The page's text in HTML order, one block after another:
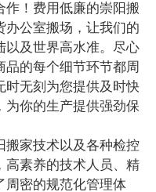
作！费用低廉的崇阳搬
办公室搬场，让我们的
以及世界高水准。尽心
的每个细节环节都周
时无刻为您提供及时快
为你的生产提供强劲保
家技术以及各种检控
高素养的技术人员、精
周密的规范化管理体